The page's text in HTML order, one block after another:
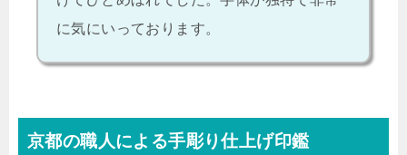
に気にいっております。
京都の職人による手彫り仕上げ印鑑